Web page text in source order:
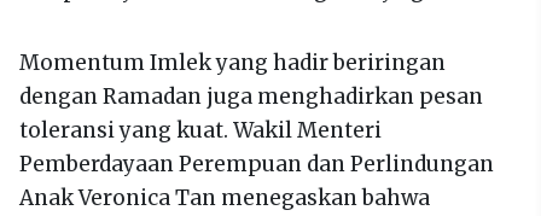
Momentum Imlek yang hadir beriringan
dengan Ramadan juga menghadirkan pesan
toleransi yang kuat. Wakil Menteri
Pemberdayaan Perempuan dan Perlindungan
Anak Veronica Tan menegaskan bahwa